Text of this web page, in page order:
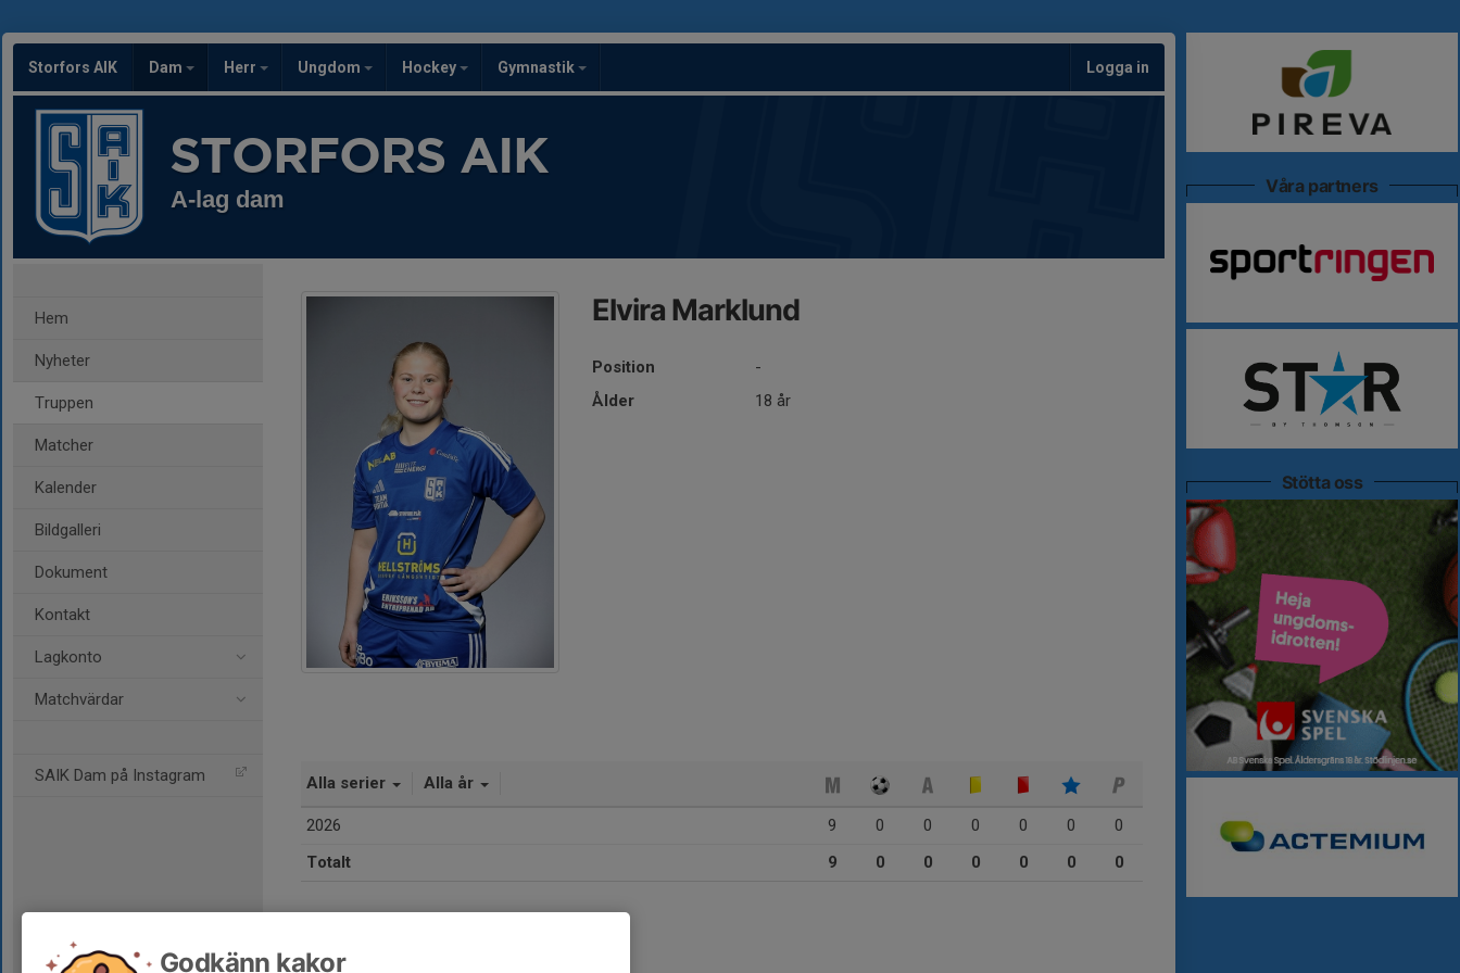
Storfors AIK Dam Herr Ungdom Hockey Gymnastik Logga in
STORFORS AIK
A-lag dam
Hem
Nyheter
Truppen
Matcher
Kalender
Bildgalleri
Dokument
Kontakt
Lagkonto
Matchvärdar
SAIK Dam på Instagram
Elvira Marklund
Position
-
Ålder
18 år
Alla serier Alla år
2026 9 0 0 0 0 0
0
Totalt
9 0 0 0 0 0 0
Våra partners
Stötta oss
Godkänn kakor